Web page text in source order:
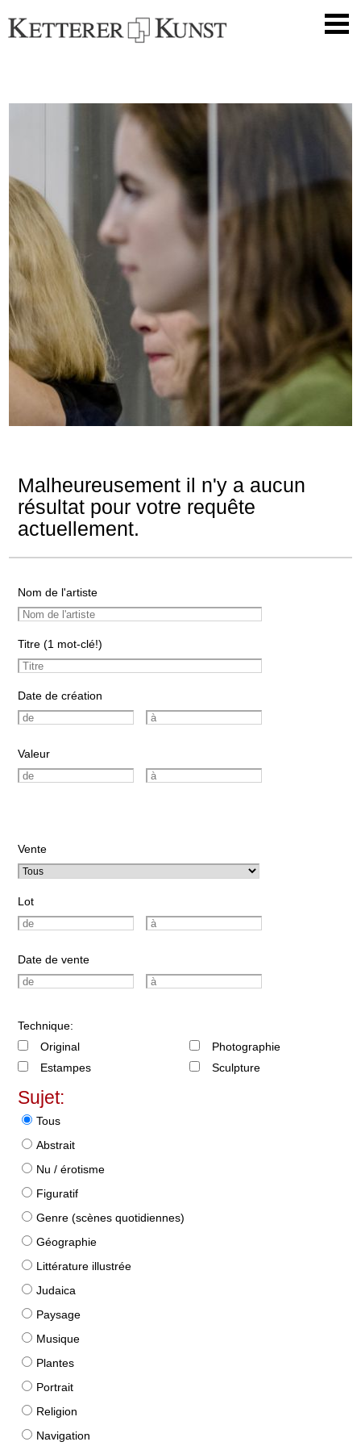
Malheureusement il n'y a aucun
résultat pour votre requête
actuellement.
Nom de l'artiste
Titre (1 mot-clé!)
Date de création
Valeur
Vente
Lot
Date de vente
Technique:
Original
Estampes
Photographie
Sculpture
Sujet:
Tous
Abstrait
Nu / érotisme
Figuratif
Genre (scènes quotidiennes)
Géographie
Littérature illustrée
Judaica
Paysage
Musique
Plantes
Portrait
Religion
Navigation